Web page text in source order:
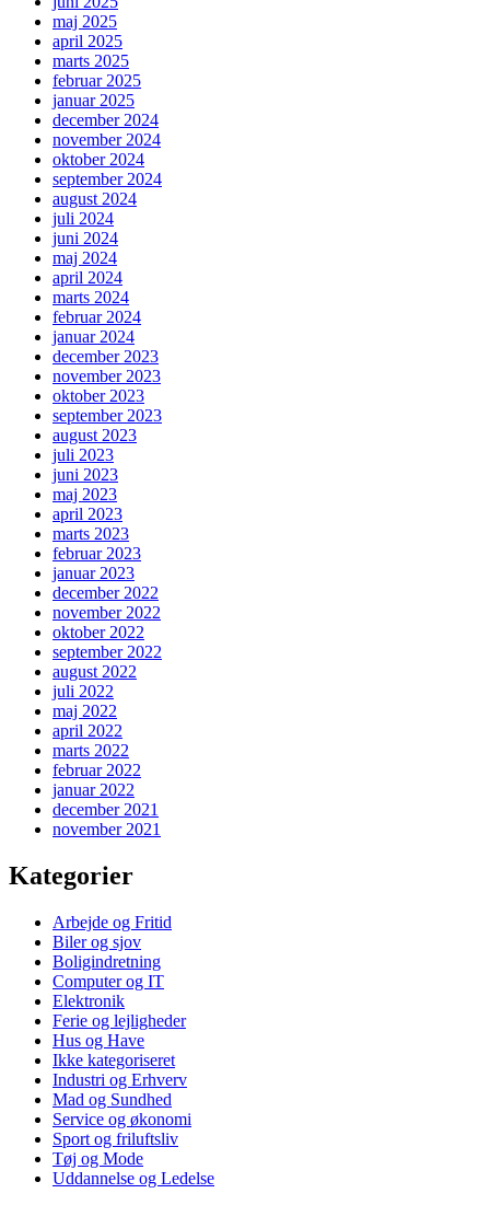
maj 2025
april 2025
marts 2025
februar 2025
januar 2025
december 2024
november 2024
oktober 2024
september 2024
august 2024
juli 2024
juni 2024
maj 2024
april 2024
marts 2024
februar 2024
januar 2024
december 2023
november 2023
oktober 2023
september 2023
august 2023
juli 2023
juni 2023
maj 2023
april 2023
marts 2023
februar 2023
januar 2023
december 2022
november 2022
oktober 2022
september 2022
august 2022
juli 2022
maj 2022
april 2022
marts 2022
februar 2022
januar 2022
december 2021
november 2021
Kategorier
Arbejde og Fritid
Biler og sjov
Boligindretning
Computer og IT
Elektronik
Ferie og lejligheder
Hus og Have
Ikke kategoriseret
Industri og Erhverv
Mad og Sundhed
Service og økonomi
Sport og friluftsliv
Tøj og Mode
Uddannelse og Ledelse